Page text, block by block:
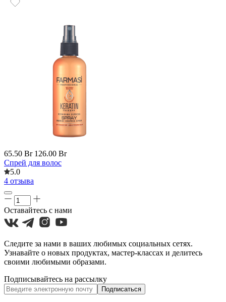
65.50 Br 126.00 Br
Cпрей для волос
5.0
4 отзыва
Оставайтесь с нами
Следите за нами в ваших любимых социальных сетях.
Узнавайте о новых продуктах, мастер-классах и делитесь
своими любимыми образами.
Подписывайтесь на рассылку
Подписаться